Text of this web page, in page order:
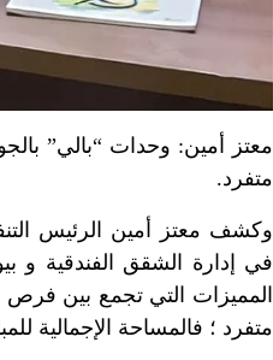
معتز أمين: وحدات “بالي”
متفرد.
وكشف معتز أمين الرئيس
في إدارة الشقق الفندقية و
المميزات التي تجمع بين فرص
متفرد ؛ فالمساحة الإجمالية للمباني لاتتجاوز 25% من